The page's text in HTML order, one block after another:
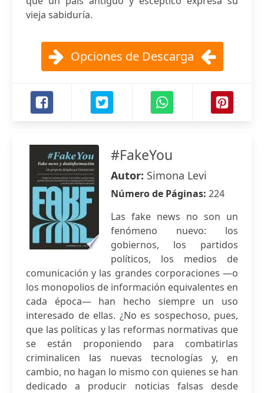
vieja sabiduría.
Opciones de Descarga
#FakeYou
Autor: Simona Levi
Número de Páginas: 224
Las fake news no son un
fenómeno nuevo: los
gobiernos, los partidos
políticos, los medios de
comunicación y las grandes corporaciones —o
los monopolios de información equivalentes en
cada época— han hecho siempre un uso
interesado de ellas. ¿No es sospechoso, pues,
que las políticas y las reformas normativas que
se están proponiendo para combatirlas
criminalicen las nuevas tecnologías y, en
cambio, no hagan lo mismo con quienes se han
dedicado a producir noticias falsas desde